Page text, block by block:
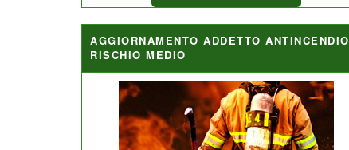
AGGIORNAMENTO ADDETTO ANTINCENDIO
RISCHIO MEDIO